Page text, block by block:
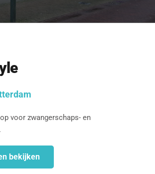
voor zwangerschaps- en
bekijken